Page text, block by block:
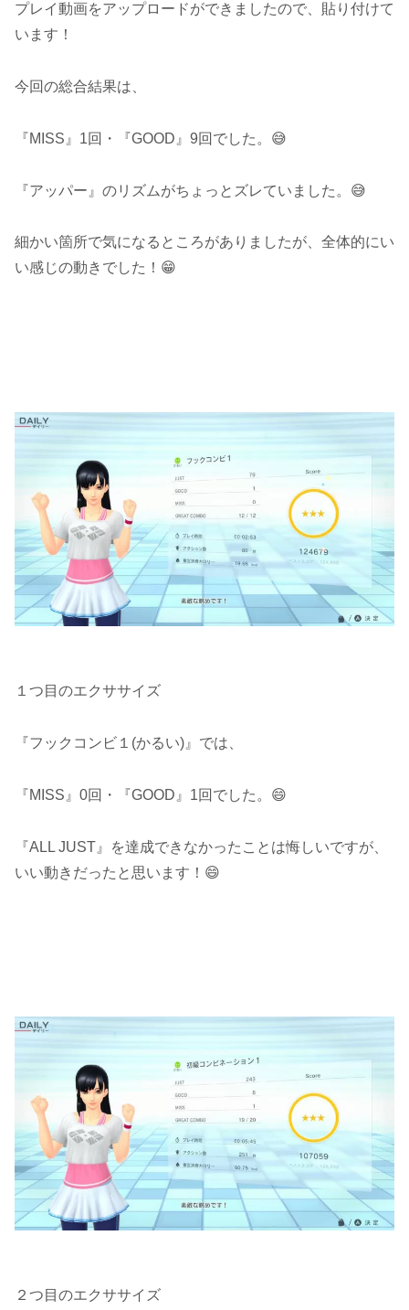
プレイ動画をアップロードができましたので、貼り付けて
います！
今回の総合結果は、
『MISS』1回・『GOOD』9回でした。😅
『アッパー』のリズムがちょっとズレていました。😅
細かい箇所で気になるところがありましたが、全体的にい
い感じの動きでした！😁
１つ目のエクササイズ
『フックコンビ１(かるい)』では、
『MISS』0回・『GOOD』1回でした。😄
『ALL JUST』を達成できなかったことは悔しいですが、
いい動きだったと思います！😄
２つ目のエクササイズ